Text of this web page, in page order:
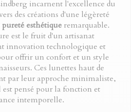
incarnent l'excellence du
des créations d'une légèreté
pureté esthétique remarquable.
est le fruit d'un artisanat
innovation technologique et
offrir un confort et un style
Ces lunettes haut de
par leur approche minimaliste,
pensé pour la fonction et
intemporelle.